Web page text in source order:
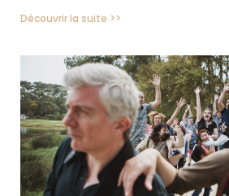
Découvrir la suite >>